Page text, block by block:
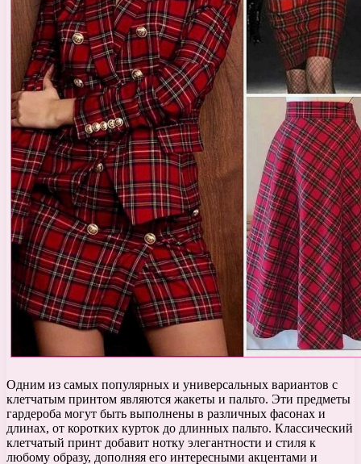
Одним из самых популярных и универсальных вариантов с
клетчатым принтом являются жакеты и пальто. Эти предметы
гардероба могут быть выполнены в различных фасонах и
длинах, от коротких курток до длинных пальто. Классический
клетчатый принт добавит нотку элегантности и стиля к
любому образу, дополняя его интересными акцентами и